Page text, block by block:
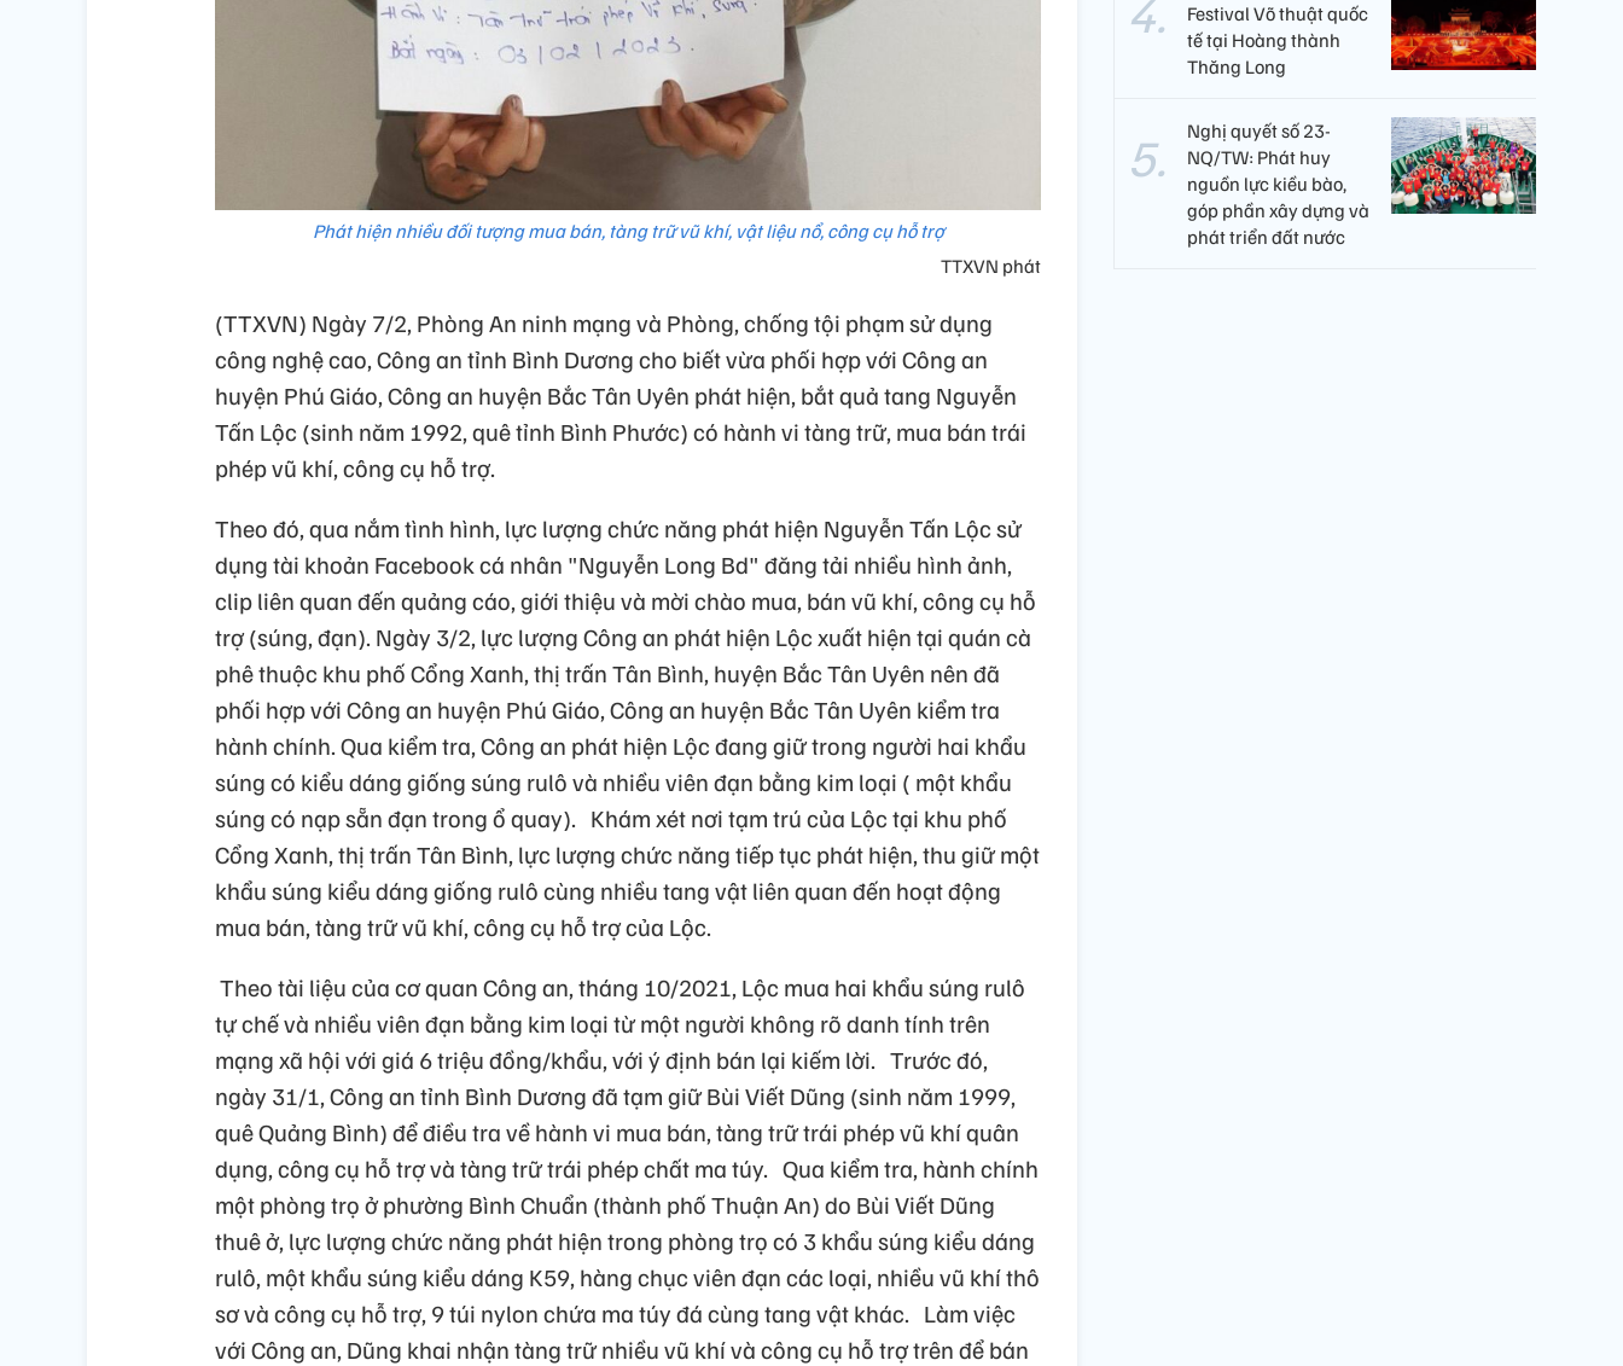
Phát hiện nhiều đối tượng mua bán, tàng trữ vũ khí, vật liệu nổ, công cụ hỗ trợ
TTXVN phát
(TTXVN) Ngày 7/2, Phòng An ninh mạng và Phòng, chống tội phạm sử dụng
công nghệ cao, Công an tỉnh Bình Dương cho biết vừa phối hợp với Công an
huyện Phú Giáo, Công an huyện Bắc Tân Uyên phát hiện, bắt quả tang Nguyễn
Tấn Lộc (sinh năm 1992, quê tỉnh Bình Phước) có hành vi tàng trữ, mua bán trái
phép vũ khí, công cụ hỗ trợ.
Theo đó, qua nắm tình hình, lực lượng chức năng phát hiện Nguyễn Tấn Lộc sử
dụng tài khoản Facebook cá nhân "Nguyễn Long Bd" đăng tải nhiều hình ảnh,
clip liên quan đến quảng cáo, giới thiệu và mời chào mua, bán vũ khí, công cụ hỗ
trợ (súng, đạn). Ngày 3/2, lực lượng Công an phát hiện Lộc xuất hiện tại quán cà
phê thuộc khu phố Cổng Xanh, thị trấn Tân Bình, huyện Bắc Tân Uyên nên đã
phối hợp với Công an huyện Phú Giáo, Công an huyện Bắc Tân Uyên kiểm tra
hành chính. Qua kiểm tra, Công an phát hiện Lộc đang giữ trong người hai khẩu
súng có kiểu dáng giống súng rulô và nhiều viên đạn bằng kim loại ( một khẩu
súng có nạp sẵn đạn trong ổ quay). Khám xét nơi tạm trú của Lộc tại khu phố
Cổng Xanh, thị trấn Tân Bình, lực lượng chức năng tiếp tục phát hiện, thu giữ một
khẩu súng kiểu dáng giống rulô cùng nhiều tang vật liên quan đến hoạt động
mua bán, tàng trữ vũ khí, công cụ hỗ trợ của Lộc.
Theo tài liệu của cơ quan Công an, tháng 10/2021, Lộc mua hai khẩu súng rulô
tự chế và nhiều viên đạn bằng kim loại từ một người không rõ danh tính trên
mạng xã hội với giá 6 triệu đồng/khẩu, với ý định bán lại kiếm lời. Trước đó,
ngày 31/1, Công an tỉnh Bình Dương đã tạm giữ Bùi Viết Dũng (sinh năm 1999,
quê Quảng Bình) để điều tra về hành vi mua bán, tàng trữ trái phép vũ khí quân
dụng, công cụ hỗ trợ và tàng trữ trái phép chất ma túy. Qua kiểm tra, hành chính
một phòng trọ ở phường Bình Chuẩn (thành phố Thuận An) do Bùi Viết Dũng
thuê ở, lực lượng chức năng phát hiện trong phòng trọ có 3 khẩu súng kiểu dáng
rulô, một khẩu súng kiểu dáng K59, hàng chục viên đạn các loại, nhiều vũ khí thô
sơ và công cụ hỗ trợ, 9 túi nylon chứa ma túy đá cùng tang vật khác. Làm việc
với Công an, Dũng khai nhận tàng trữ nhiều vũ khí và công cụ hỗ trợ trên để bán
Festival Võ thuật quốc
tế tại Hoàng thành
Thăng Long
Nghị quyết số 23-
NQ/TW: Phát huy
nguồn lực kiều bào,
góp phần xây dựng và
phát triển đất nước